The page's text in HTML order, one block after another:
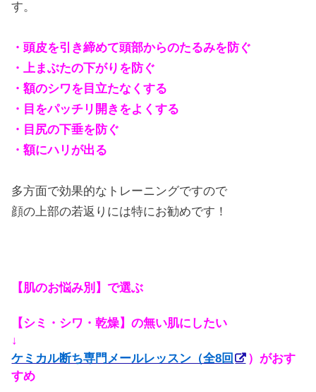
す。
・頭皮を引き締めて頭部からのたるみを防ぐ
・上まぶたの下がりを防ぐ
・額のシワを目立たなくする
・目をパッチリ開きをよくする
・目尻の下垂を防ぐ
・額にハリが出る
多方面で効果的なトレーニングですので
顔の上部の若返りには特にお勧めです！
【肌のお悩み別】で選ぶ
【シミ・シワ・乾燥】の無い肌にしたい
↓
ケミカル断ち専門メールレッスン（全8回
）がおす
すめ